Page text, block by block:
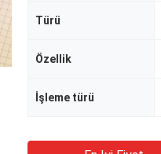
Türü
Özellik
İşleme türü